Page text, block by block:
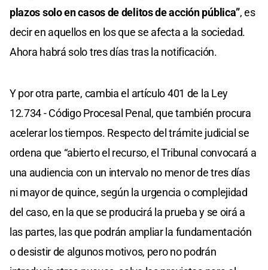
plazos solo en casos de delitos de acción pública”, es
decir en aquellos en los que se afecta a la sociedad.
Ahora habrá solo tres días tras la notificación.
Y por otra parte, cambia el artículo 401 de la Ley
12.734 - Código Procesal Penal, que también procura
acelerar los tiempos. Respecto del trámite judicial se
ordena que “abierto el recurso, el Tribunal convocará a
una audiencia con un intervalo no menor de tres días
ni mayor de quince, según la urgencia o complejidad
del caso, en la que se producirá la prueba y se oirá a
las partes, las que podrán ampliar la fundamentación
o desistir de algunos motivos, pero no podrán